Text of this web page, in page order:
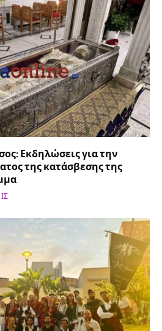
Εκδηλώσεις για την
της κατάσβεσης της